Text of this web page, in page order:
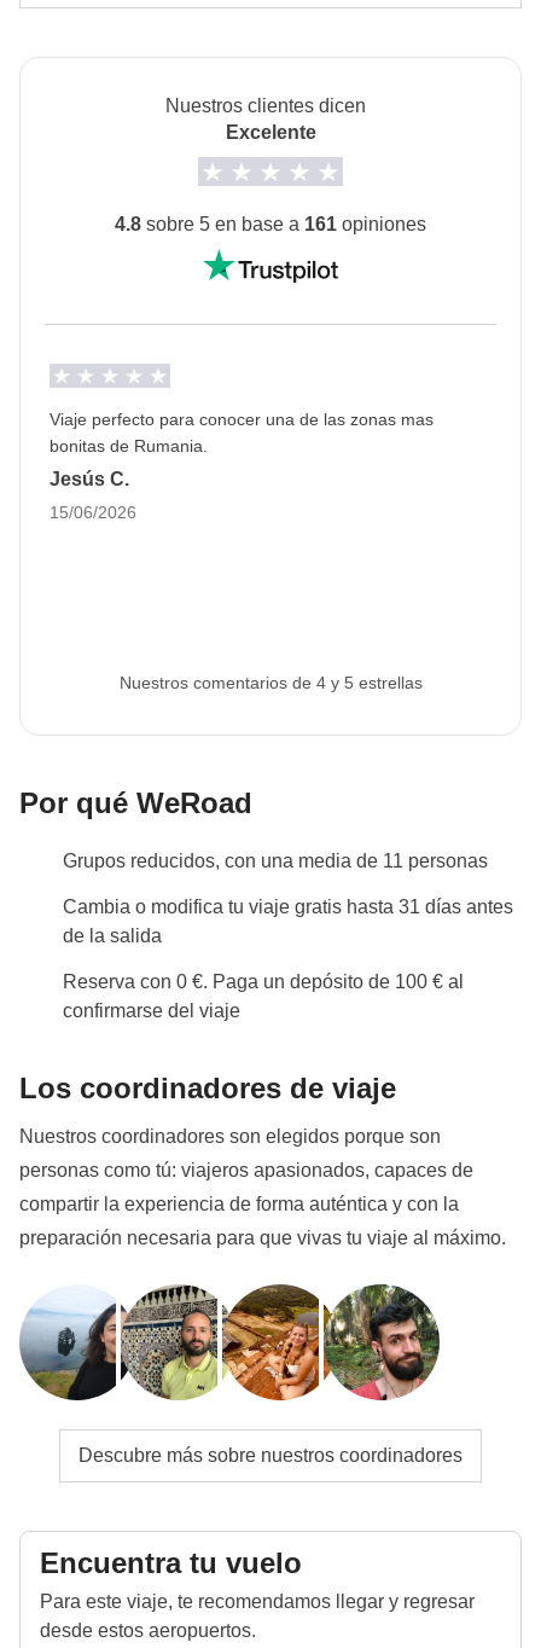
cuando el clima lo permita.
su gestión ni asume responsabilidad alguna
La opción "no-sharing room" está disponible en todos
Ver todos los detalles
Nuestros clientes dicen
Excelente
4.8 sobre 5 en base a 161 opiniones
Viaje perfecto para conocer una de las zonas mas
bonitas de Rumania.
Jesús C.
15/06/2026
Nuestros comentarios de 4 y 5 estrellas
Por qué WeRoad
Grupos reducidos, con una media de 11 personas
Cambia o modifica tu viaje gratis hasta 31 días antes
de la salida
Reserva con 0 €. Paga un depósito de 100 € al
confirmarse del viaje
Los coordinadores de viaje
Nuestros coordinadores son elegidos porque son
personas como tú: viajeros apasionados, capaces de
compartir la experiencia de forma auténtica y con la
preparación necesaria para que vivas tu viaje al máximo.
Descubre más sobre nuestros coordinadores
Encuentra tu vuelo
Para este viaje, te recomendamos llegar y regresar
desde estos aeropuertos.